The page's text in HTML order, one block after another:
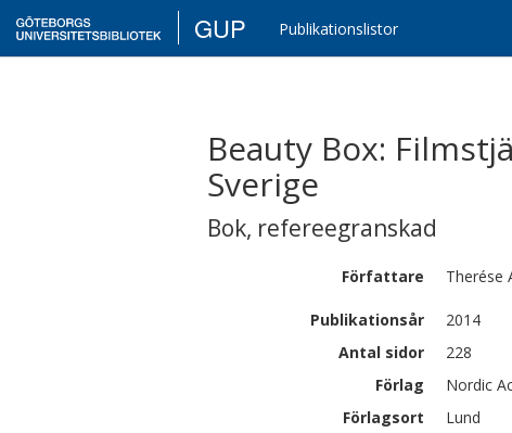
GUP Publikationslistor
Beauty Box:
Sverige
Bok, refereegranskad
Författare Therése
Publikationsår
2014
Antal sidor
228
Förlag
Nordic
Förlagsort
Lund